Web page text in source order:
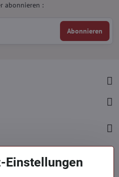
abonnieren :
Abonnieren
Einstellungen